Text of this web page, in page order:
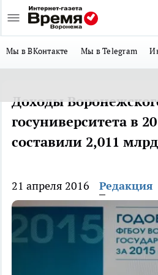
Мы в ВКонтакте Мы в Telegram
Доходы
госуниверситета в
составили 2,011
21 апреля 2016 Редакция